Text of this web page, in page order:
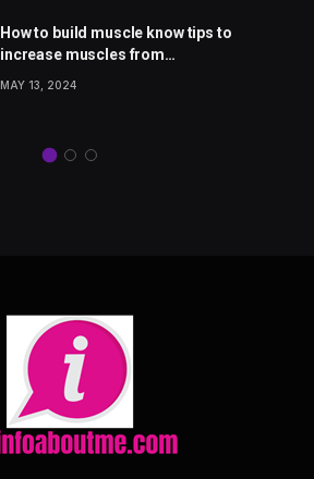
How to build muscle know tips to
increase muscles from
wellhealthorganic.com
MAY 13, 2024